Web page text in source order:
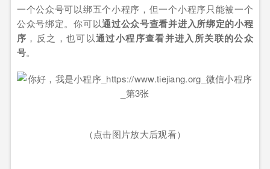
一个公众号可以绑五个小程序，但一个小程序只能被一个
公众号绑定。你可以通过公众号查看并进入所绑定的小程
序 ，反之，也可以通过小程序查看并进入所关联的公众
号。
（点击图片放大后观看）